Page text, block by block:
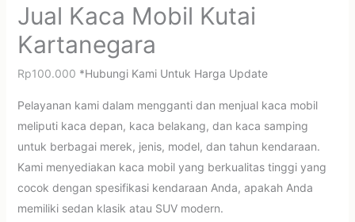
Jual Kaca Mobil Kutai
Kartanegara
Rp100.000 *Hubungi Kami Untuk Harga Update
Pelayanan kami dalam mengganti dan menjual kaca mobil
meliputi kaca depan, kaca belakang, dan kaca samping
untuk berbagai merek, jenis, model, dan tahun kendaraan.
Kami menyediakan kaca mobil yang berkualitas tinggi yang
cocok dengan spesifikasi kendaraan Anda, apakah Anda
memiliki sedan klasik atau SUV modern.